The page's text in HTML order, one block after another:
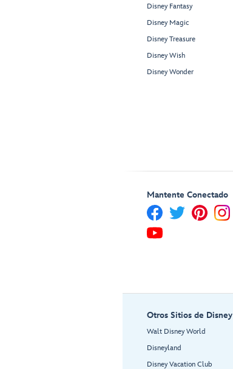
Disney Fantasy
Disney Magic
Disney Treasure
Disney Wish
Disney Wonder
Mantente Conectado
Otros Sitios de Disney
Walt Disney World
Disneyland
Disney Vacation Club